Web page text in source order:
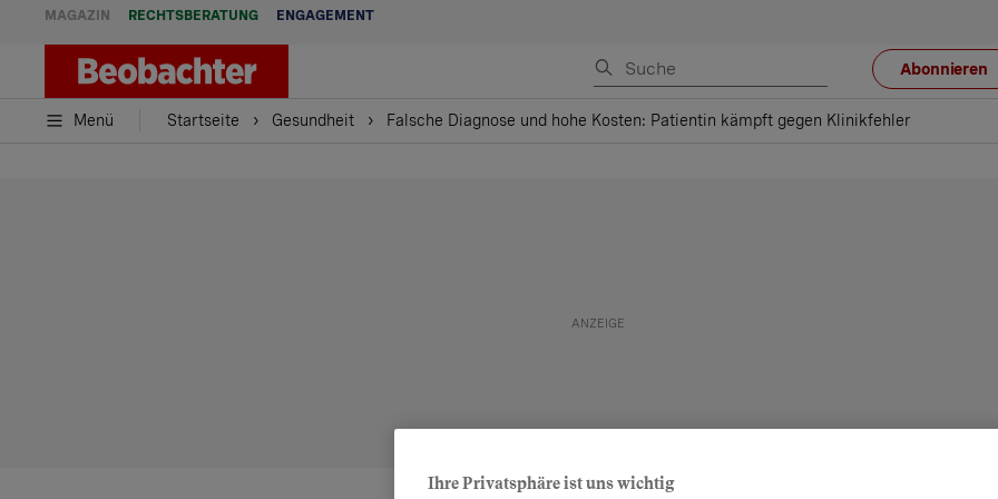
MAGAZIN RECHTSBERATUNG ENGAGEMENT
Abonnieren
Menü Startseite Gesundheit Falsche Diagnose und hohe Kosten: Patientin kämpft gegen Klinikfehler
Ihre Privatsphäre ist uns wichtig